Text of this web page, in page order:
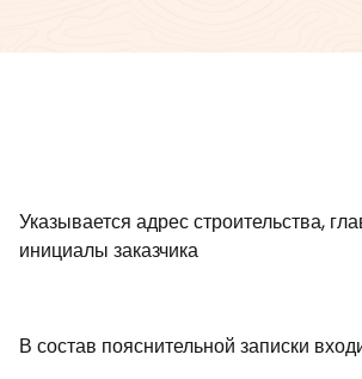
Указывается адрес строительства,
инициалы заказчика
В состав пояснительной записки